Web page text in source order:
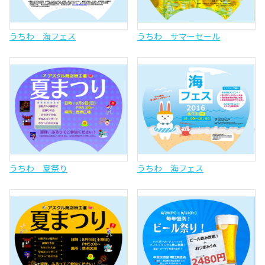
うちわ 海フェス うちわ サマーセール
うちわ 夏祭り うちわ 海フェス